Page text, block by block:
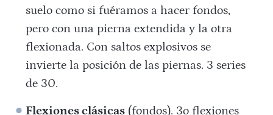
suelo como si fuéramos a hacer fondos,
pero con una pierna extendida y la otra
flexionada. Con saltos explosivos se
invierte la posición de las piernas. 3 series
de 30.
Flexiones clásicas (fondos). 3o flexiones